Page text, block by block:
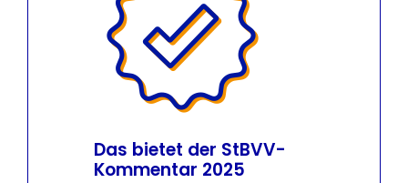
Das bietet der StBVV-
Kommentar 2025